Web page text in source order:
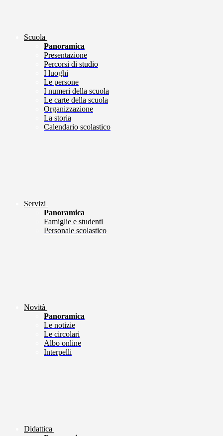
Scuola
Panoramica
Presentazione
Percorsi di studio
I luoghi
Le persone
I numeri della scuola
Le carte della scuola
Organizzazione
La storia
Calendario scolastico
Servizi
Panoramica
Famiglie e studenti
Personale scolastico
Novità
Panoramica
Le notizie
Le circolari
Albo online
Interpelli
Didattica